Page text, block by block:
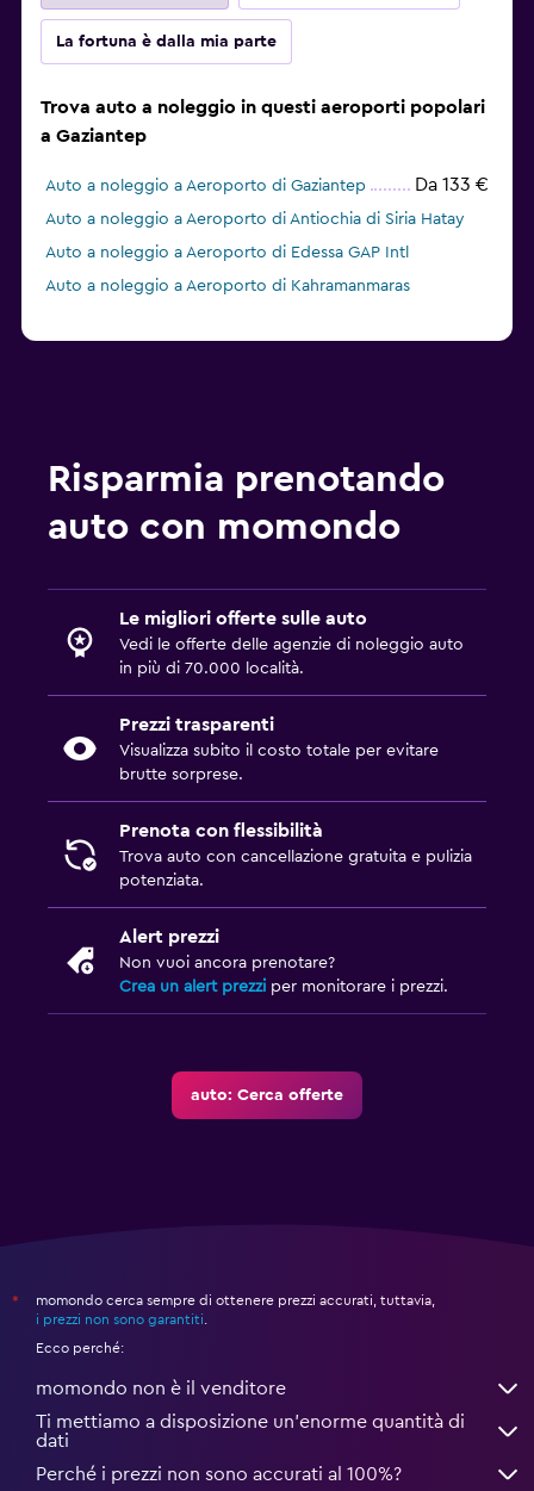
La fortuna è dalla mia parte
Trova auto a noleggio in questi aeroporti popolari
a Gaziantep
Auto a noleggio a Aeroporto di Gaziantep Da 133 €
Auto a noleggio a Aeroporto di Antiochia di Siria Hatay
Auto a noleggio a Aeroporto di Edessa GAP Intl
Auto a noleggio a Aeroporto di Kahramanmaras
Risparmia prenotando
auto con momondo
Le migliori offerte sulle auto
Vedi le offerte delle agenzie di noleggio auto
in più di 70.000 località.
Prezzi trasparenti
Visualizza subito il costo totale per evitare
brutte sorprese.
Prenota con flessibilità
Trova auto con cancellazione gratuita e pulizia
potenziata.
Alert prezzi
Non vuoi ancora prenotare?
Crea un alert prezzi per monitorare i prezzi.
auto: Cerca offerte
*
momondo cerca sempre di ottenere prezzi accurati, tuttavia,
i prezzi non sono garantiti.
Ecco perché:
momondo non è il venditore
Ti mettiamo a disposizione un’enorme quantità di
dati
Perché i prezzi non sono accurati al 100%?